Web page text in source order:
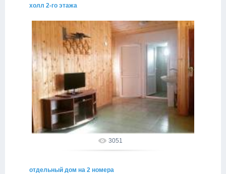
холл 2-го этажа
02.05.2015
3051
отдельный дом на 2 номера